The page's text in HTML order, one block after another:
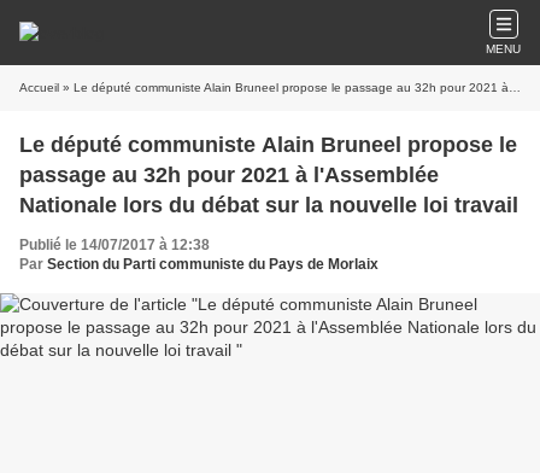
MENU
Accueil » Le député communiste Alain Bruneel propose le passage au 32h pour 2021 à l'Assemblée Nationale lors du débat sur la nouvelle loi travail
Le député communiste Alain Bruneel propose le
passage au 32h pour 2021 à l'Assemblée
Nationale lors du débat sur la nouvelle loi travail
Publié le 14/07/2017 à 12:38
Par Section du Parti communiste du Pays de Morlaix